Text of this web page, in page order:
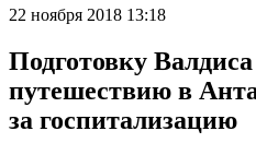
22 ноября 2018 13:18
Подготовку
путешествию в
за госпитализацию